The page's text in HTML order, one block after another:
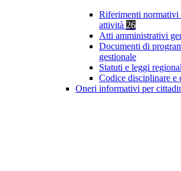
Riferimenti normativi
attività 26
Atti amministrativi
Documenti di
gestionale
Statuti e leggi
Codice disciplinare e
Oneri informativi per